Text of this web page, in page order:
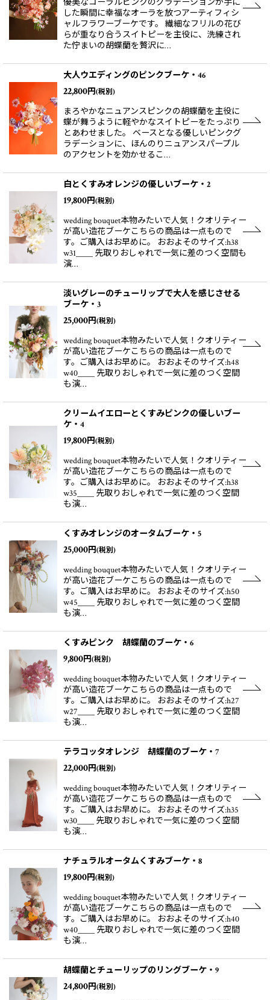
優美なコーラルピンクのグラデーションが手に
した瞬間に幸福なオーラを放つアーティフィシ
ャルフラワーブーケです。 繊細なフリルの花び
らが重なり合うスイトピーを主役に、洗練され
た佇まいの胡蝶蘭を贅沢に…
大人ウエディングのピンクブーケ・46
22,800円(税別)
まろやかなニュアンスピンクの胡蝶蘭を主役に
蝶が舞うように軽やかなスイトピーをたっぷり
とあわせました。 ベースとなる優しいピンクグ
ラデーションに、ほんのりニュアンスパープル
のアクセントを効かせるこ…
白とくすみオレンジの優しいブーケ・2
19,800円(税別)
wedding bouquet本物みたいで人気！クオリティー
が高い造花ブーケこちらの商品は一点もので
す。ご購入はお早めに。 おおよそのサイズ:h38
w31＿＿ 先取りおしゃれで一気に差のつく空間も
演…
淡いグレーのチューリップで大人を感じさせる
ブーケ・3
25,000円(税別)
wedding bouquet本物みたいで人気！クオリティー
が高い造花ブーケこちらの商品は一点もので
す。ご購入はお早めに。 おおよそのサイズ:h48
w40＿＿ 先取りおしゃれで一気に差のつく空間
も演…
クリームイエローとくすみピンクの優しいブー
ケ・4
19,800円(税別)
wedding bouquet本物みたいで人気！クオリティー
が高い造花ブーケこちらの商品は一点もので
す。ご購入はお早めに。 おおよそのサイズ:h38
w35＿＿ 先取りおしゃれで一気に差のつく空間
も演…
くすみオレンジのオータムブーケ・5
25,000円(税別)
wedding bouquet本物みたいで人気！クオリティー
が高い造花ブーケこちらの商品は一点もので
す。ご購入はお早めに。 おおよそのサイズ:h50
w45＿＿ 先取りおしゃれで一気に差のつく空間
も演…
くすみピンク 胡蝶蘭のブーケ・6
9,800円(税別)
wedding bouquet本物みたいで人気！クオリティー
が高い造花ブーケこちらの商品は一点もので
す。ご購入はお早めに。 おおよそのサイズ:h27
w27＿＿ 先取りおしゃれで一気に差のつく空間
も演…
テラコッタオレンジ 胡蝶蘭のブーケ・7
22,000円(税別)
wedding bouquet本物みたいで人気！クオリティー
が高い造花ブーケこちらの商品は一点もので
す。ご購入はお早めに。 おおよそのサイズ:h35
w30＿＿ 先取りおしゃれで一気に差のつく空間
も演…
ナチュラルオータムくすみブーケ・8
19,800円(税別)
wedding bouquet本物みたいで人気！クオリティー
が高い造花ブーケこちらの商品は一点もので
す。ご購入はお早めに。 おおよそのサイズ:h40
w40＿＿ 先取りおしゃれで一気に差のつく空間
も演…
胡蝶蘭とチューリップのリングブーケ・9
24,800円(税別)